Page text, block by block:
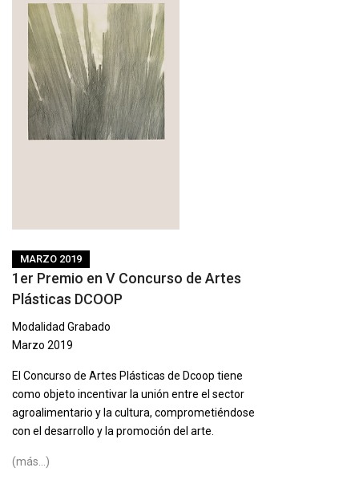
MARZO 2019
1er Premio en V Concurso de Artes
Plásticas DCOOP
Modalidad Grabado
Marzo 2019
El Concurso de Artes Plásticas de Dcoop tiene
como objeto incentivar la unión entre el sector
agroalimentario y la cultura, comprometiéndose
con el desarrollo y la promoción del arte.
(más…)